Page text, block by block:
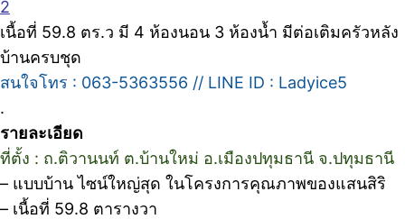
2
เนื้อที่ 59.8 ตร.ว มี 4 ห้องนอน 3 ห้องน้ำ มีต่อเติมครัวหลัง
บ้านครบชุด
สนใจโทร : 063-5363556 // LINE ID : Ladyice5
.
รายละเอียด
ที่ตั้ง : ถ.ติวานนท์ ต.บ้านใหม่ อ.เมืองปทุมธานี จ.ปทุมธานี
– แบบบ้าน ไซน์ใหญ่สุด ในโครงการคุณภาพของแสนสิริ
– เนื้อที่ 59.8 ตารางวา